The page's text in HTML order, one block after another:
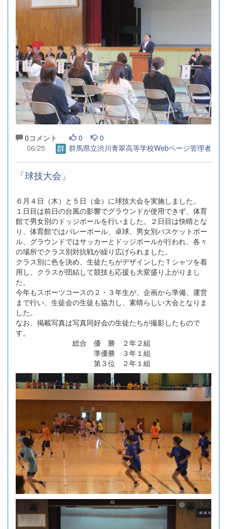
0コメント 0
0
06/25
群馬県立渋川青翠高等学校Webページ管理者
「球技大会」
６月４日（木）と５日（金）に球技大会を実施しました。
１日目は前日の台風の影響でグラウンドが使用できず、体育
館で男女別のドッジボールを行いました。２日目は快晴とな
り、体育館ではバレーボール、卓球、男女別バスケットボー
ル、グラウンドではサッカーとドッジボールが行われ、各々
の場所でクラス別対抗戦が繰り広げられました。
クラス別に色を決め、生徒たちがデザインしたＴシャツを着
用し、クラスが団結して競技も応援も大変盛り上がりまし
た。
今年もスポーツコースの２・３年生が、企画から準備、運営
まで行い、生徒会の生徒も協力し、素晴らしい大会となりま
した。
なお、掲載写真は写真同好会の生徒たちが撮影したもので
す。
総合 優 勝 ２年２組
準優勝 ３年１組
第３位 ２年１組